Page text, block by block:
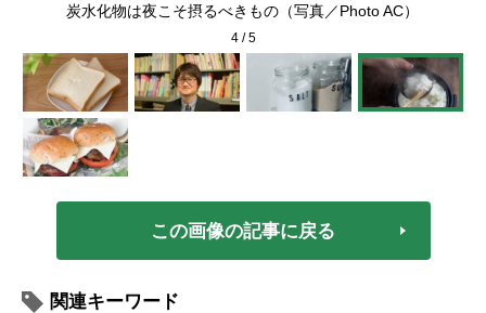
炭水化物は夜こそ摂るべきもの（写真／Photo AC）
4/5
この画像の記事に戻る
関連キーワード